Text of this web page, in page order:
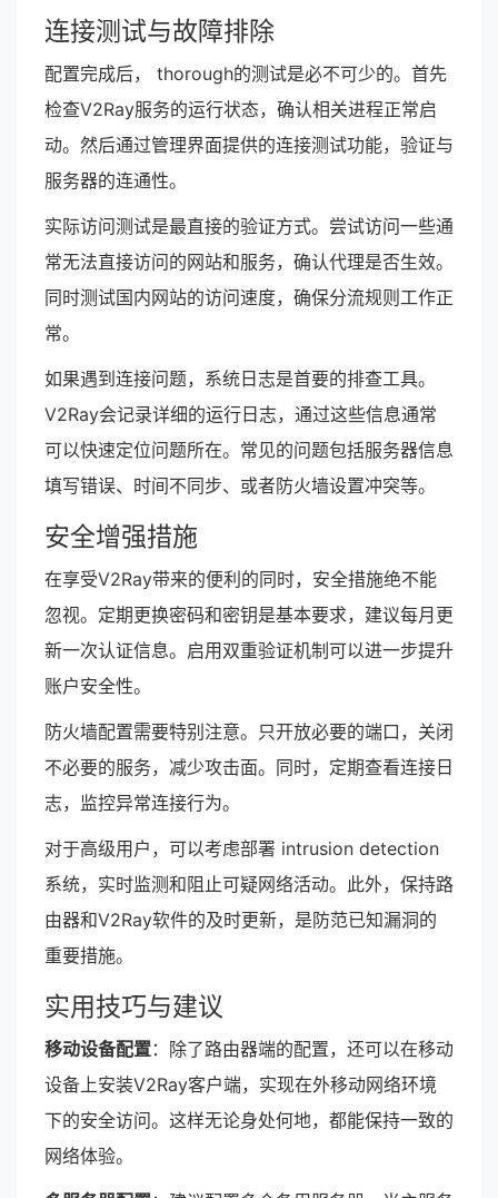
连接测试与故障排除
配置完成后， thorough的测试是必不可少的。首先
检查V2Ray服务的运行状态，确认相关进程正常启
动。然后通过管理界面提供的连接测试功能，验证与
服务器的连通性。
实际访问测试是最直接的验证方式。尝试访问一些通
常无法直接访问的网站和服务，确认代理是否生效。
同时测试国内网站的访问速度，确保分流规则工作正
常。
如果遇到连接问题，系统日志是首要的排查工具。
V2Ray会记录详细的运行日志，通过这些信息通常
可以快速定位问题所在。常见的问题包括服务器信息
填写错误、时间不同步、或者防火墙设置冲突等。
安全增强措施
在享受V2Ray带来的便利的同时，安全措施绝不能
忽视。定期更换密码和密钥是基本要求，建议每月更
新一次认证信息。启用双重验证机制可以进一步提升
账户安全性。
防火墙配置需要特别注意。只开放必要的端口，关闭
不必要的服务，减少攻击面。同时，定期查看连接日
志，监控异常连接行为。
对于高级用户，可以考虑部署 intrusion detection
系统，实时监测和阻止可疑网络活动。此外，保持路
由器和V2Ray软件的及时更新，是防范已知漏洞的
重要措施。
实用技巧与建议
移动设备配置：除了路由器端的配置，还可以在移动
设备上安装V2Ray客户端，实现在外移动网络环境
下的安全访问。这样无论身处何地，都能保持一致的
网络体验。